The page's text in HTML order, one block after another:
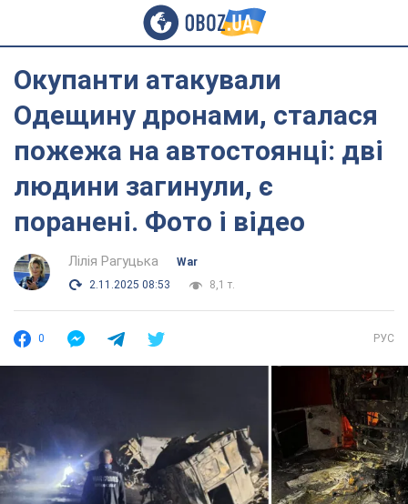
Окупанти атакували
Одещину дронами, сталася
пожежа на автостоянці: дві
людини загинули, є
поранені. Фото і відео
Лілія Рагуцька
War
2.11.2025 08:53
8,1 т.
0 РУС